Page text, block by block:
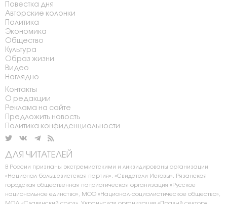
Повестка дня
Авторские колонки
Политика
Экономика
Общество
Культура
Образ жизни
Видео
Наглядно
Контакты
О редакции
Реклама на сайте
Предложить новость
Политика конфиденциальности
ДЛЯ ЧИТАТЕЛЕЙ
В России признаны экстремистскими и ликвидированы организации
«Национал-большевистская партия», «Свидетели Иеговы», Рязанская
городская общественная патриотическая организация «Русское
национальное единство», МОО «Национал-социалистическое общество»,